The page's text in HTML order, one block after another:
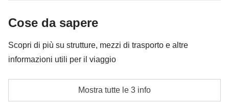
concordato di fare e la relativa quota parte del
coordinatore. Le attività pagate con la Cassa Comune
sono svolte da fornitori locali terzi e valgono le loro
condizioni; WeRoad non interviene nella gestione né
Cose da sapere
Scopri di più su strutture, mezzi di trasporto e altre
informazioni utili per il viaggio
Alloggeremo in stanze in monolocale con 4 posti
letto.
Mostra tutte le 3 info